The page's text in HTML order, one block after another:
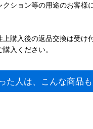
クション等の用途のお客様
上購入後の返品交換は受け
入ください。
た人は、こんな商品